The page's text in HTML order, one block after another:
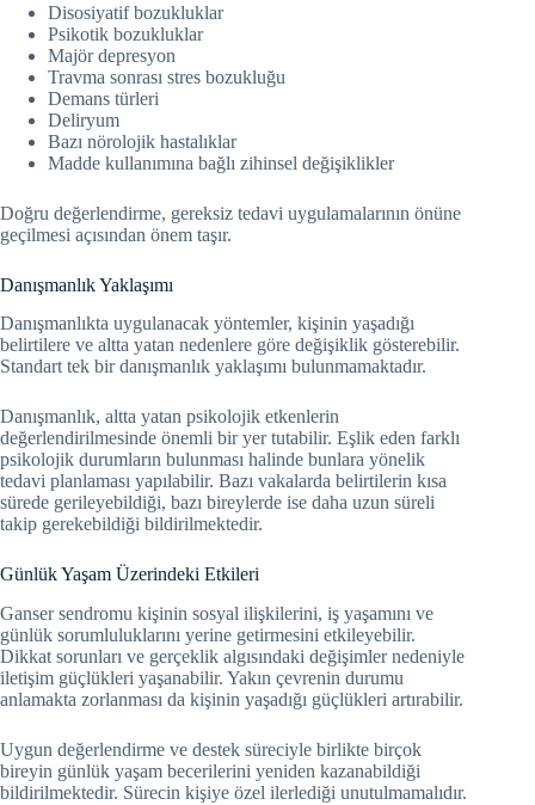
Disosiyatif bozukluklar
Psikotik bozukluklar
Majör depresyon
Travma sonrası stres bozukluğu
Demans türleri
Deliryum
Bazı nörolojik hastalıklar
Madde kullanımına bağlı zihinsel değişiklikler
Doğru değerlendirme, gereksiz tedavi uygulamalarının önüne
geçilmesi açısından önem taşır.
Danışmanlık Yaklaşımı
Danışmanlıkta uygulanacak yöntemler, kişinin yaşadığı
belirtilere ve altta yatan nedenlere göre değişiklik gösterebilir.
Standart tek bir danışmanlık yaklaşımı bulunmamaktadır.
Danışmanlık, altta yatan psikolojik etkenlerin
değerlendirilmesinde önemli bir yer tutabilir. Eşlik eden farklı
psikolojik durumların bulunması halinde bunlara yönelik
tedavi planlaması yapılabilir. Bazı vakalarda belirtilerin kısa
sürede gerileyebildiği, bazı bireylerde ise daha uzun süreli
takip gerekebildiği bildirilmektedir.
Günlük Yaşam Üzerindeki Etkileri
Ganser sendromu kişinin sosyal ilişkilerini, iş yaşamını ve
günlük sorumluluklarını yerine getirmesini etkileyebilir.
Dikkat sorunları ve gerçeklik algısındaki değişimler nedeniyle
iletişim güçlükleri yaşanabilir. Yakın çevrenin durumu
anlamakta zorlanması da kişinin yaşadığı güçlükleri artırabilir.
Uygun değerlendirme ve destek süreciyle birlikte birçok
bireyin günlük yaşam becerilerini yeniden kazanabildiği
bildirilmektedir. Sürecin kişiye özel ilerlediği unutulmamalıdır.